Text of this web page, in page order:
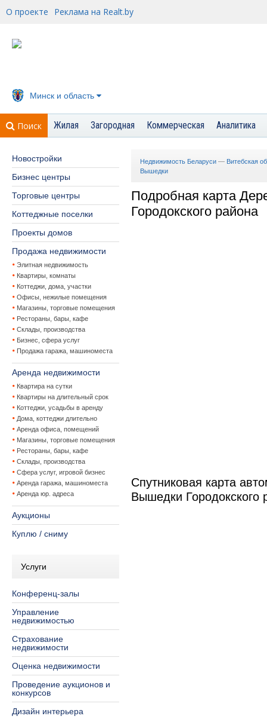
О проекте Реклама на Realt.by
Минск и область
Поиск Жилая Загородная Коммерческая Аналитика
Новостройки
Бизнес центры
Торговые центры
Коттеджные поселки
Проекты домов
Продажа недвижимости
Элитная недвижимость
Квартиры, комнаты
Коттеджи, дома, участки
Офисы, нежилые помещения
Магазины, торговые помещения
Рестораны, бары, кафе
Склады, производства
Бизнес, сфера услуг
Продажа гаража, машиноместа
Аренда недвижимости
Квартира на сутки
Квартиры на длительный срок
Коттеджи, усадьбы в аренду
Дома, коттеджи длительно
Аренда офиса, помещений
Магазины, торговые помещения
Рестораны, бары, кафе
Склады, производства
Сфера услуг, игровой бизнес
Аренда гаража, машиноместа
Аренда юр. адреса
Аукционы
Куплю / сниму
Услуги
Конференц-залы
Управление
недвижимостью
Страхование
недвижимости
Оценка недвижимости
Проведение аукционов и
конкурсов
Дизайн интерьера
Недвижимость Беларуси — Витебская
Вышедки
Подробная карта
Городокского района
Спутниковая карта
Вышедки Городокского